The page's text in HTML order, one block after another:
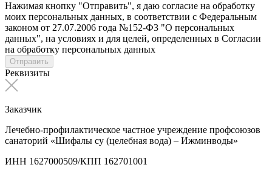
Нажимая кнопку "Отправить", я даю согласие на обработку
моих персональных данных, в соответствии с Федеральным
законом от 27.07.2006 года №152-Ф3 "О персональных
данных", на условиях и для целей, определенных в Согласии
на обработку персональных данных
Отправить
Реквизиты
Заказчик
Лечебно-профилактическое частное учреждение профсоюзов
санаторий «Шифалы су (целебная вода) – Ижминводы»
ИНН 1627000509/КПП 162701001